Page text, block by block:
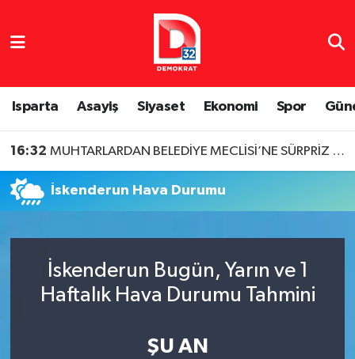
Isparta Asayiş Siyaset Ekonomi Spor
16:32 MUHTARLARDAN BELEDİYE MECLİSİ’NE SÜRPRİZ ZİYARET
İskenderun Hava Durumu
İskenderun Bugün, Yarın ve 1
Haftalık Hava Durumu Tahmini
ŞU AN
Isparta Nöbetçi Eczaneler
Isparta Hava Durumu
Isparta Trafik Yoğunluk Haritası
Tüm Manşetler
Son Dakika Haberleri